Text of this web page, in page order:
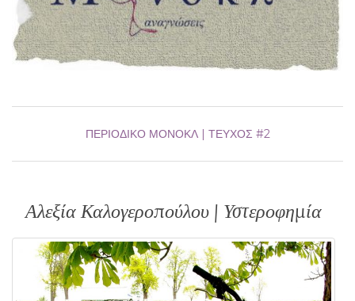
ΠΕΡΙΟΔΙΚΌ ΜΟΝΌΚΛ | ΤΕΎΧΟΣ #2
Αλεξία Καλογεροπούλου | Υστεροφημία